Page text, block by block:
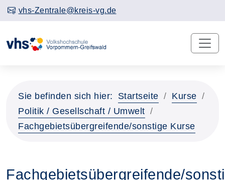
vhs-Zentrale@kreis-vg.de
Sie befinden sich hier: Startseite
Kurse
Politik / Gesellschaft / Umwelt
Fachgebietsübergreifende/sonstige Kurse
Fachgebietsübergreifende/